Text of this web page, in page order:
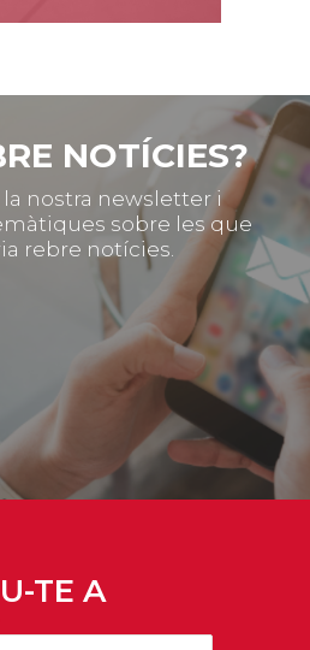
NOTÍCIES?
nostra newsletter i
sobre les que
rebre notícies.
TE A